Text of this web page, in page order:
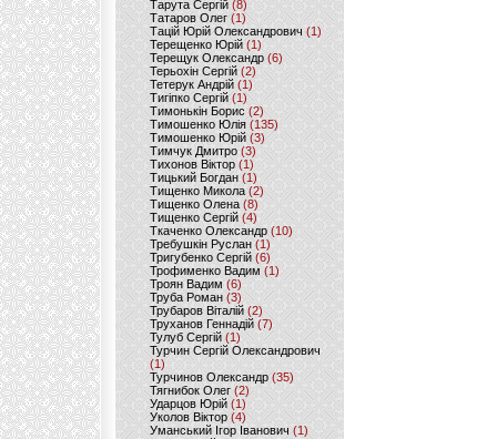
Тарута Сергій (8)
Татаров Олег(1)
Тацій Юрій Олександрович(1)
Терещенко Юрій(1)
Терещук Олександр(6)
Терьохін Сергій (2)
Тетерук Андрій (1)
Тигіпко Сергій(1)
Тимонькін Борис (2)
Тимошенко Юлія (135)
Тимошенко Юрій(3)
Тимчук Дмитро (3)
Тихонов Віктор (1)
Тицький Богдан (1)
Тищенко Микола (2)
Тищенко Олена (8)
Тищенко Сергій (4)
Ткаченко Олександр (10)
Требушкін Руслан (1)
Тригубенко Сергій(6)
Трофименко Вадим (1)
Троян Вадим (6)
Труба Роман(3)
Трубаров Віталій (2)
Труханов Геннадій (7)
Тулуб Сергій(1)
Турчин Сергій Олександрович
(1)
Турчинов Олександр(35)
Тягнибок Олег (2)
Ударцов Юрій (1)
Уколов Віктор(4)
Уманський Ігор Іванович(1)